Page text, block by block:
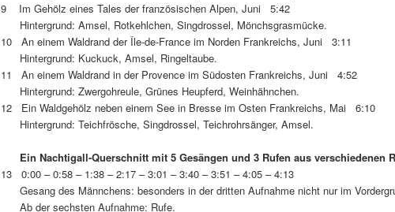
9 Im Gehölz eines Tales der französischen Alpen, Juni 5:42
Hintergrund: Amsel, Rotkehlchen, Singdrossel, Mönchsgrasmücke.
10 An einem Waldrand der Île-de-France im Norden Frankreichs, Juni 3:11
Hintergrund: Kuckuck, Amsel, Ringeltaube.
11 An einem Waldrand in der Provence im Südosten Frankreichs, Juni 4:52
Hintergrund: Zwergohreule, Grünes Heupferd, Weinhähnchen.
12 Ein Waldgehölz neben einem See in Bresse im Osten Frankreichs, Mai 6:10
Hintergrund: Teichfrösche, Singdrossel, Teichrohrsänger, Amsel.
Ein Nachtigall-Querschnitt mit 5 Gesängen und 3 Rufen aus verschiedenen
13 0:00 – 0:58 – 1:38 – 2:17 – 3:01 – 3:40 – 3:51 – 4:05 – 4:13
Gesang des Männchens: besonders in der dritten Aufnahme nicht nur im
Ab der sechsten Aufnahme: Rufe.